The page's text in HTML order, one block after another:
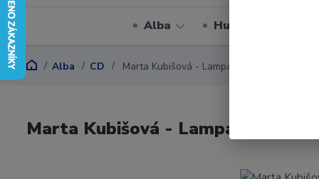
Alba Hudební styly
Alba CD Marta Kubišová - Lampa - CD
Marta Kubišová - Lampa - CD